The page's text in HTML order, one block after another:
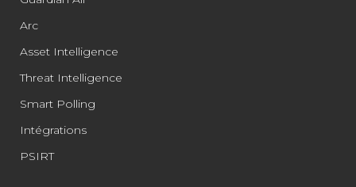
Arc
Asset Intelligence
Threat Intelligence
Smart Polling
Intégrations
PSIRT